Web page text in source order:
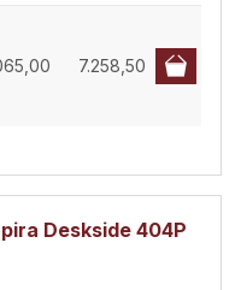
7.258,50
Deskside 404P